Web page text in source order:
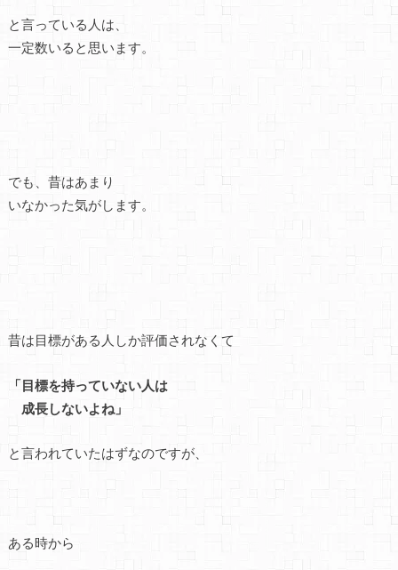
と言っている人は、
一定数いると思います。
でも、昔はあまり
いなかった気がします。
昔は目標がある人しか評価されなくて
「目標を持っていない人は
成長しないよね」
と言われていたはずなのですが、
ある時から